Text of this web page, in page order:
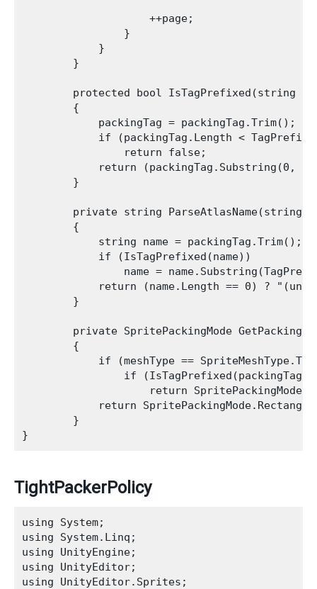
                    ++page;
                }
            }
        }
protected bool IsTagPrefixed(string
        {
            packingTag = packingTag.Trim();
if (packingTag.Length <
                return false;
return (packingTag.Substring(0,
        }
private string ParseAtlasName(string
        {
            string name = packingTag.Trim();
            if (IsTagPrefixed(name))
name =
return (name.Length == 0) ?
        }
private SpritePackingMode
        {
if (meshType ==
if (IsTagPrefixed(packingTag)
return
return
        }
TightPackerPolicy
using System;
using System.Linq;
using UnityEngine;
using UnityEditor;
using UnityEditor.Sprites;